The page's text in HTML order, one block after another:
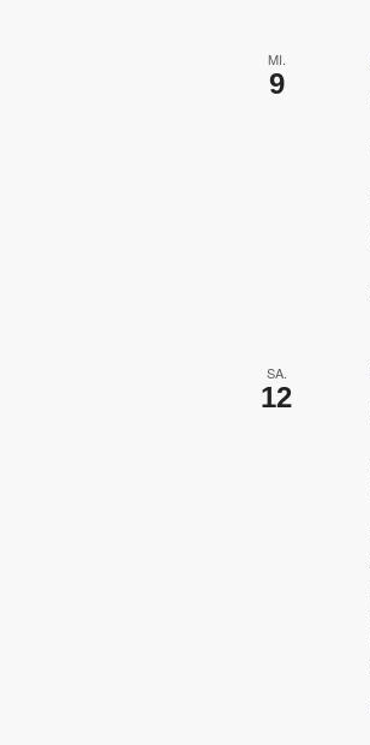
MI.
9
SA.
12